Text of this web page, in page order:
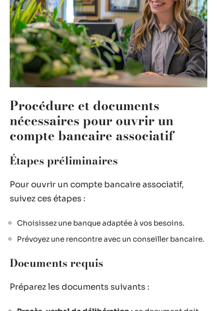
Procédure et documents
nécessaires pour ouvrir un
compte bancaire associatif
Étapes préliminaires
Pour ouvrir un compte bancaire associatif,
suivez ces étapes :
Choisissez une banque adaptée à vos besoins.
Prévoyez une rencontre avec un conseiller bancaire.
Documents requis
Préparez les documents suivants :